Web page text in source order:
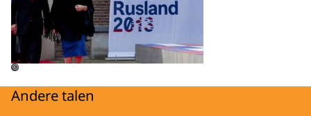
©
Andere talen